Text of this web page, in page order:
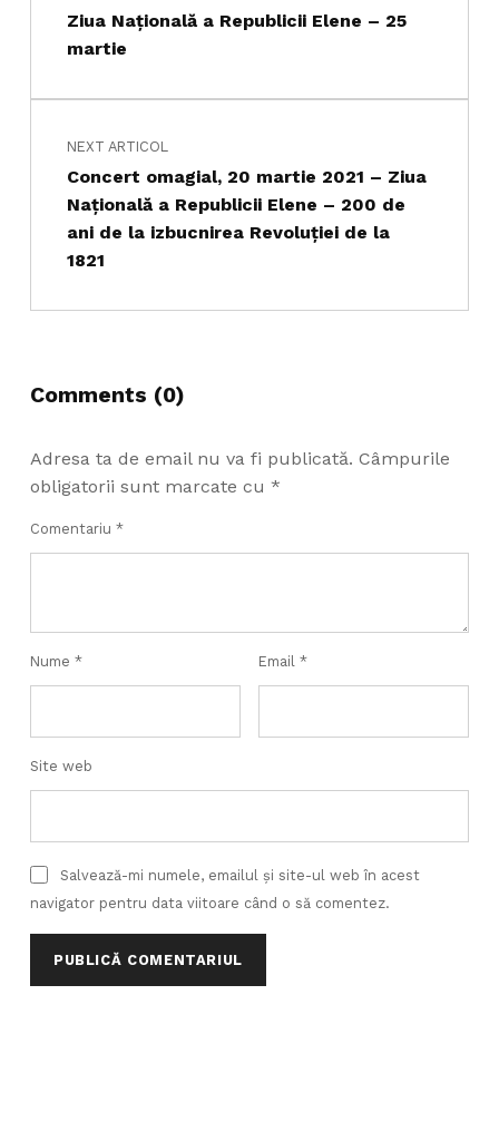
Ziua Naţională a Republicii Elene – 25
martie
NEXT ARTICOL
Concert omagial, 20 martie 2021 – Ziua
Naţională a Republicii Elene – 200 de
ani de la izbucnirea Revoluţiei de la
1821
Comments (0)
Adresa ta de email nu va fi publicată. Câmpurile
obligatorii sunt marcate cu *
Comentariu *
Nume * Email *
Site web
Salvează-mi numele, emailul și site-ul web în acest
navigator pentru data viitoare când o să comentez.